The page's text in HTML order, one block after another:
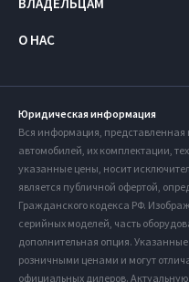
О НАС
Юридическая информация
Вся информация,
автомобилей, их комплектации,
указанные цены, носит
является публичной офертой,
Гражданского кодекса РФ.
серийных моделей, часть
дополнительная опция.
розничными ценами и могут
официальных дилеров.